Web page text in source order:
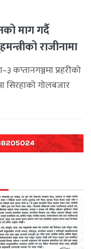
माग गर्दै
राजीनामा
कप्तानगञ्जमा प्रहरीको
सिरहाको गोलबजार
प्रदर्शन गरेका